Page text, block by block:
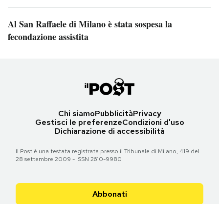
Al San Raffaele di Milano è stata sospesa la
fecondazione assistita
Chi siamoPubblicitàPrivacy
Gestisci le preferenzeCondizioni d'uso
Dichiarazione di accessibilità
Il Post è una testata registrata presso il Tribunale di Milano, 419 del
28 settembre 2009 - ISSN 2610-9980
Abbonati